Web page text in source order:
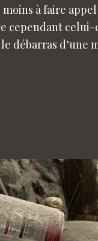
moins à faire
cependant
débarras d’une